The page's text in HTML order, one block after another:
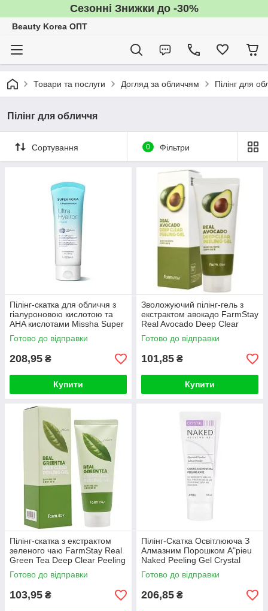
Сезонні Знижки до -30%
Beauty Korea ОПТ
Товари та послуги Догляд за обличчям Пілінг для
Пілінг для обличчя
Сортування 0 Фільтри
Пілінг-скатка для обличчя з
гіалуроновою кислотою та
AHA кислотами Missha Super
Aqua Ultra Hyalron P
Готово до відправки
208,95 ₴
Купити
Зволожуючий пілінг-гель з
екстрактом авокадо FarmStay
Real Avocado Deep Clear
Peeling Gel 100 ml
Готово до відправки
101,85 ₴
Купити
Пілінг-скатка з екстрактом
зеленого чаю FarmStay Real
Green Tea Deep Clear Peeling
Gel 100ml
Готово до відправки
103,95 ₴
Пілінг-Скатка Освітлююча З
Алмазним Порошком A"pieu
Naked Peeling Gel Crystal
Готово до відправки
206,85 ₴